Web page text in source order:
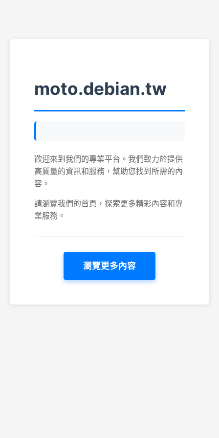
moto.debian.tw
歡迎來到我們的專業平台。我們致力於提供
高質量的資訊和服務，幫助您找到所需的內
容。
請瀏覽我們的首頁，探索更多精彩內容和專
業服務。
瀏覽更多內容